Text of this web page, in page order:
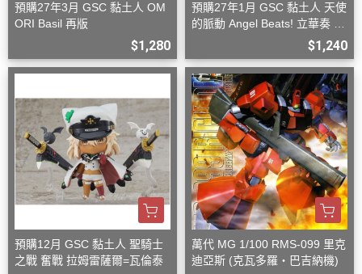
預購27年3月 GSC 黏土人 OM
ORI Basil 再版
$1,280
預購27年1月 GSC 黏土人 天使
的脈動 Angel Beats! 立華奏 再
$1,240
預購12月 GSC 黏土人 聖騎士
之戰 奮戰 拉姆雷薩爾=瓦倫泰
萬代 MG 1/100 RMS-099 里克
迪亞斯 (克瓦多羅・巴吉納機)